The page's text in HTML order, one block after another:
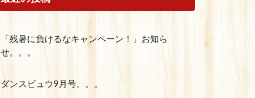
「残暑に負けるなキャンペーン！」お知ら
せ。。。
ダンスビュウ9月号。。。